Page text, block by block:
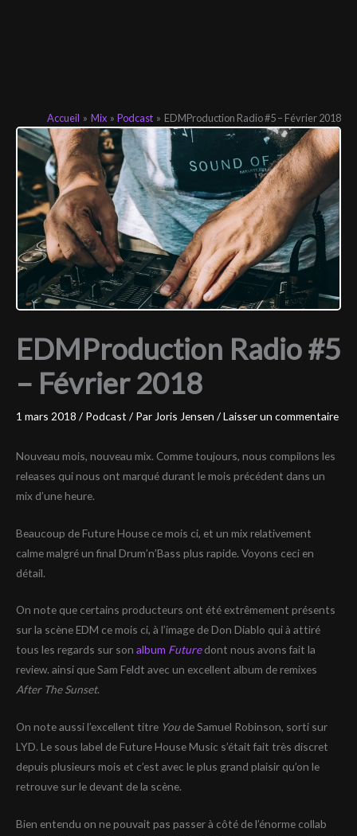
Accueil Mix Podcast EDMProduction Radio #5 – Février 2018
EDMProduction Radio #5
– Février 2018
1 mars 2018 / Podcast / Par Joris Jensen /Laisser un commentaire
Nouveau mois, nouveau mix. Comme toujours, nous compilons les
releases qui nous ont marqué durant le mois précédent dans un
mix d’une heure.
Beaucoup de Future House ce mois ci, et un mix relativement
calme malgré un final Drum’n’Bass plus rapide. Voyons ceci en
détail.
On note que certains producteurs ont été extrêmement présents
sur la scène EDM ce mois ci, à l’image de Don Diablo qui à attiré
tous les regards sur son album Futuredont nous avons fait la
review. ainsi que Sam Feldt avec un excellent album de remixes
After The Sunset.
On note aussi l’excellent titre You de Samuel Robinson, sorti sur
LYD. Le sous label de Future House Music s’était fait très discret
depuis plusieurs mois et c’est avec le plus grand plaisir qu’on le
retrouve sur le devant de la scène.
Bien entendu on ne pouvait pas passer à côté de l’énorme collab